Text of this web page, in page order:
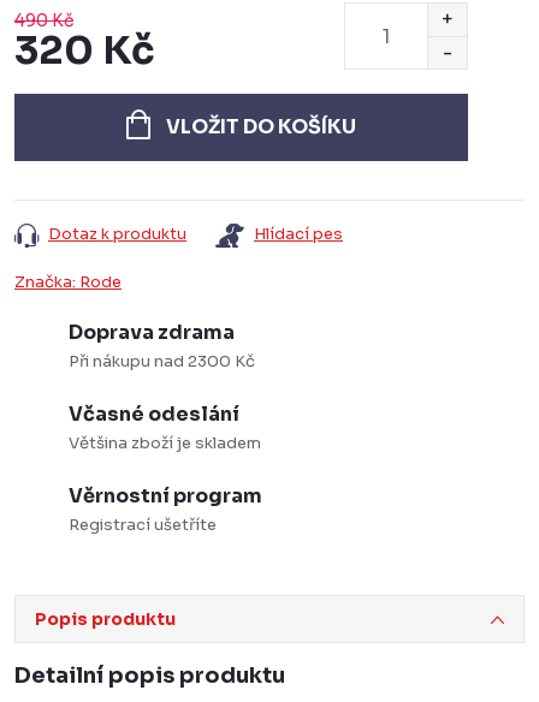
490 Kč
320 Kč
cena:
VLOŽIT DO KOŠÍKU
Dotaz k produktu Hlídací pes
Značka: Rode
Doprava zdrama
Při nákupu nad 2300 Kč
Včasné odeslání
Většina zboží je skladem
Věrnostní program
Registrací ušetříte
Popis produktu
Detailní popis produktu